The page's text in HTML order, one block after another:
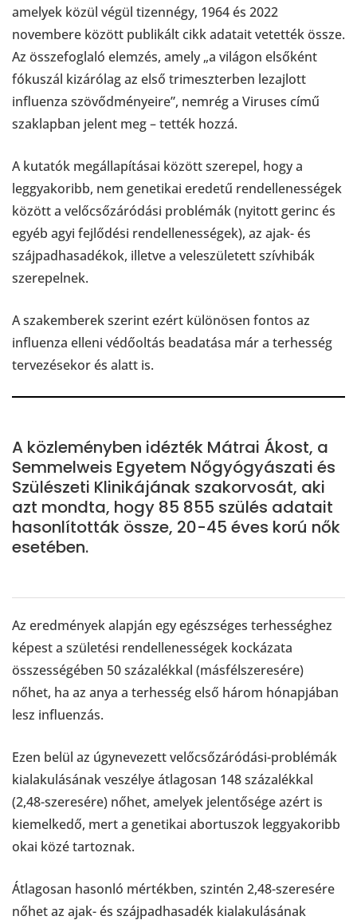
amelyek közül végül tizennégy, 1964 és 2022
novembere között publikált cikk adatait vetették össze.
Az összefoglaló elemzés, amely „a világon elsőként
fókuszál kizárólag az első trimeszterben lezajlott
influenza szövődményeire”, nemrég a Viruses című
szaklapban jelent meg – tették hozzá.
A kutatók megállapításai között szerepel, hogy a
leggyakoribb, nem genetikai eredetű rendellenességek
között a velőcsőzáródási problémák (nyitott gerinc és
egyéb agyi fejlődési rendellenességek), az ajak- és
szájpadhasadékok, illetve a veleszületett szívhibák
szerepelnek.
A szakemberek szerint ezért különösen fontos az
influenza elleni védőoltás beadatása már a terhesség
tervezésekor és alatt is.
A közleményben idézték Mátrai Ákost, a
Semmelweis Egyetem Nőgyógyászati és
Szülészeti Klinikájának szakorvosát, aki
azt mondta, hogy 85 855 szülés adatait
hasonlították össze, 20-45 éves korú nők
esetében.
Az eredmények alapján egy egészséges terhességhez
képest a születési rendellenességek kockázata
összességében 50 százalékkal (másfélszeresére)
nőhet, ha az anya a terhesség első három hónapjában
lesz influenzás.
Ezen belül az úgynevezett velőcsőzáródási-problémák
kialakulásának veszélye átlagosan 148 százalékkal
(2,48-szeresére) nőhet, amelyek jelentősége azért is
kiemelkedő, mert a genetikai abortuszok leggyakoribb
okai közé tartoznak.
Átlagosan hasonló mértékben, szintén 2,48-szeresére
nőhet az ajak- és szájpadhasadék kialakulásának